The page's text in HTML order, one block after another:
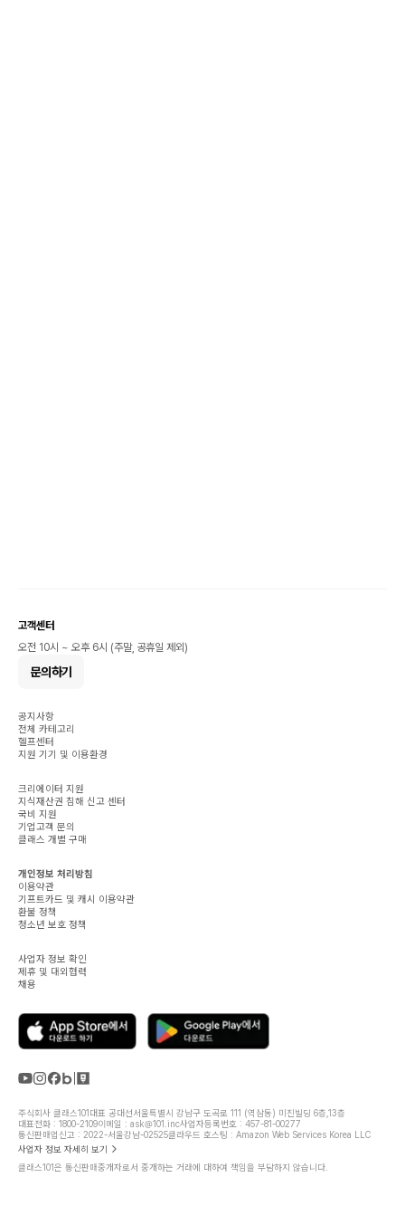
고객센터
오전 10시 ~ 오후 6시 (주말, 공휴일 제외)
문의하기
공지사항
전체 카테고리
헬프센터
지원 기기 및 이용환경
크리에이터 지원
지식재산권 침해 신고 센터
국비 지원
기업고객 문의
클래스 개별 구매
개인정보 처리방침
이용약관
기프트카드 및 캐시 이용약관
환불 정책
청소년 보호 정책
사업자 정보 확인
제휴 및 대외협력
채용
주식회사 클래스101대표 공대선서울특별시 강남구 도곡로 111 (역삼동) 미진빌딩 6층,13층
대표전화 : 1800-2109이메일 : ask@101.inc사업자등록번호 : 457-81-00277
통신판매업신고 : 2022-서울강남-02525클라우드 호스팅 : Amazon Web Services Korea LLC
사업자 정보 자세히 보기
클래스101은 통신판매중개자로서 중개하는 거래에 대하여 책임을 부담하지 않습니다.